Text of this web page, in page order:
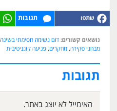
תגובות
נושאים קשורים: דום נשימה חסימתי בשינה
מבחני סקירה, מחקרים, פגיעה קוגניטיבית
תגובות
האימייל לא יוצג באתר.